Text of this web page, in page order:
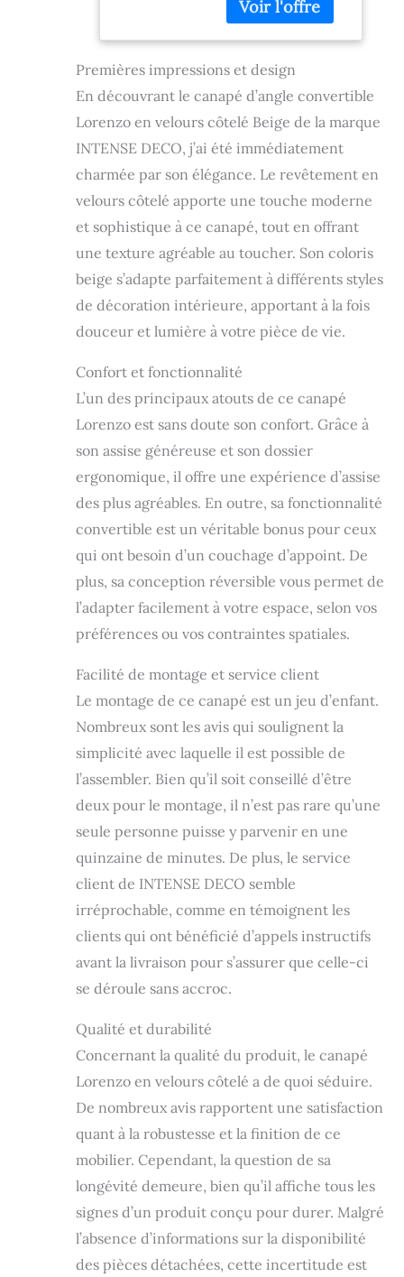
Métropolitaine
uniquement hors
Corse. Livraison au
pas de porte de
votre domicile
(rez-de-chaussée).
Premières impressions et design
En découvrant le canapé d’angle convertible
Lorenzo en velours côtelé Beige de la marque
INTENSE DECO, j’ai été immédiatement
charmée par son élégance. Le revêtement en
velours côtelé apporte une touche moderne
et sophistique à ce canapé, tout en offrant
une texture agréable au toucher. Son coloris
beige s’adapte parfaitement à différents styles
de décoration intérieure, apportant à la fois
douceur et lumière à votre pièce de vie.
Confort et fonctionnalité
L’un des principaux atouts de ce canapé
Lorenzo est sans doute son confort. Grâce à
son assise généreuse et son dossier
ergonomique, il offre une expérience d’assise
des plus agréables. En outre, sa fonctionnalité
convertible est un véritable bonus pour ceux
qui ont besoin d’un couchage d’appoint. De
plus, sa conception réversible vous permet de
l’adapter facilement à votre espace, selon vos
préférences ou vos contraintes spatiales.
Facilité de montage et service client
Le montage de ce canapé est un jeu d’enfant.
Nombreux sont les avis qui soulignent la
simplicité avec laquelle il est possible de
l’assembler. Bien qu’il soit conseillé d’être
deux pour le montage, il n’est pas rare qu’une
seule personne puisse y parvenir en une
quinzaine de minutes. De plus, le service
client de INTENSE DECO semble
irréprochable, comme en témoignent les
clients qui ont bénéficié d’appels instructifs
avant la livraison pour s’assurer que celle-ci
se déroule sans accroc.
Qualité et durabilité
Concernant la qualité du produit, le canapé
Lorenzo en velours côtelé a de quoi séduire.
De nombreux avis rapportent une satisfaction
quant à la robustesse et la finition de ce
mobilier. Cependant, la question de sa
longévité demeure, bien qu’il affiche tous les
signes d’un produit conçu pour durer. Malgré
l’absence d’informations sur la disponibilité
des pièces détachées, cette incertitude est